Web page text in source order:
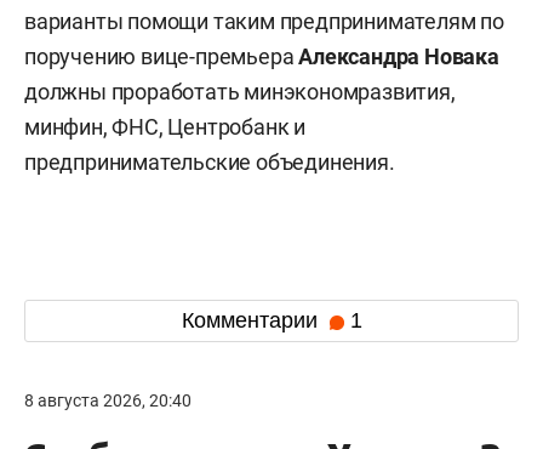
варианты помощи таким предпринимателям по
поручению вице-премьераАлександра Новака
должны проработать минэкономразвития,
минфин, ФНС, Центробанк и
предпринимательские объединения.
Комментарии 1
8 августа 2026, 20:40